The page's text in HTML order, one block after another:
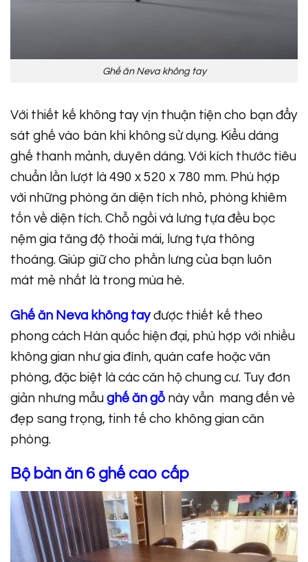
Ghế ăn Neva không tay
Với thiết kế không tay vịn thuận tiện cho bạn đẩy
sát ghế vào bàn khi không sử dụng. Kiểu dáng
ghế thanh mảnh, duyên dáng. Với kích thước tiêu
chuẩn lần lượt là 490 x 520 x 780 mm. Phù hợp
với những phòng ăn diện tích nhỏ, phòng khiêm
tốn về diện tích. Chỗ ngồi và lưng tựa đều bọc
nệm gia tăng độ thoải mái, lưng tựa thông
thoáng. Giúp giữ cho phần lưng của bạn luôn
mát mẻ nhất là trong mùa hè.
Ghế ăn Neva không tay được thiết kế theo
phong cách Hàn quốc hiện đại, phù hợp với nhiều
không gian như gia đình, quán cafe hoặc văn
phòng, đặc biệt là các căn hộ chung cư. Tuy đơn
giản nhưng mẫu ghế ăn gỗ này vẫn mang đến vẻ
đẹp sang trọng, tinh tế cho không gian căn
phòng.
Bộ bàn ăn 6 ghế cao cấp